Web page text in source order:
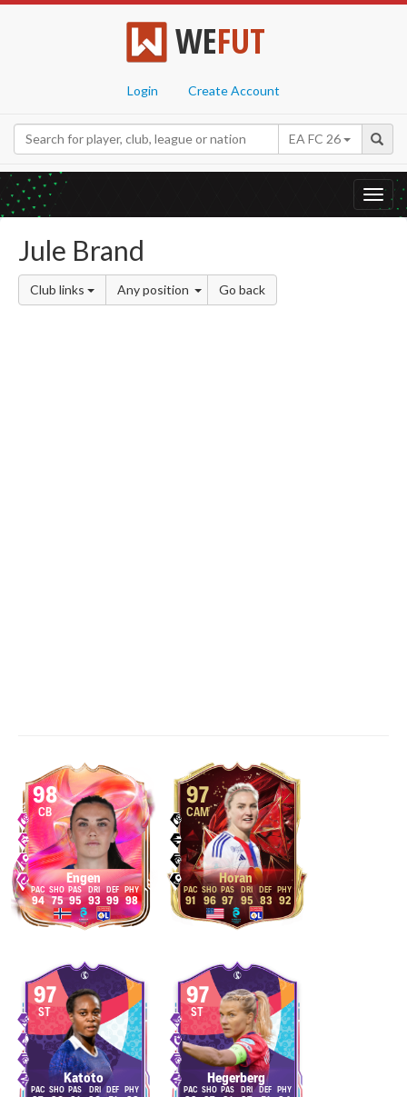
WEFUT
Login Create Account
EA FC 26
Jule Brand
Club links Any position Go back
98
CB
Engen
94 75 95 93 99 98
97
CAM
Horan
91 96 97 95 83 92
97
ST
Katoto
97
ST
Hegerberg